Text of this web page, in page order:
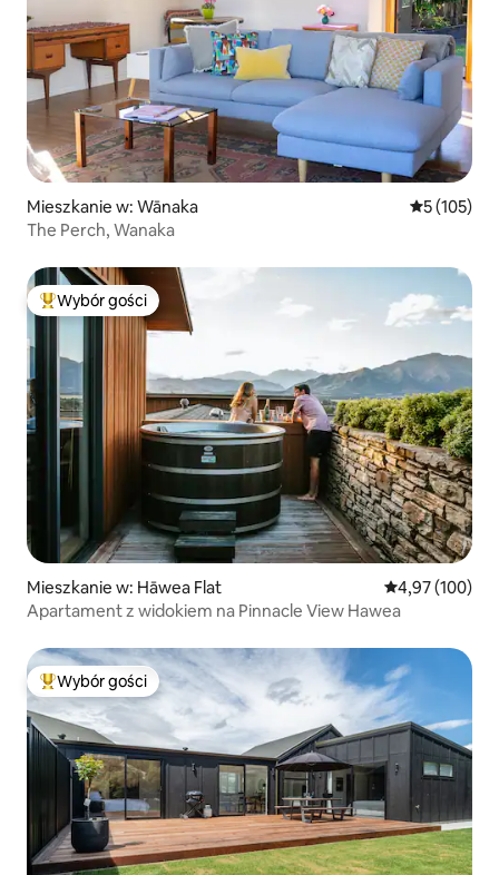
Mieszkanie w: Wānaka Średnia
5 (105)
The Perch, Wanaka
Najpopularniejsze z kategorii Wybór gości
Wybór gości
Mieszkanie w: Hāwea Flat Średnia
4,97 (100)
Apartament z widokiem na Pinnacle View Hawea
Najpopularniejsze z kategorii Wybór gości
Wybór gości